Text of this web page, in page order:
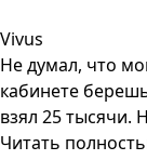
Vivus
Не думал, что
кабинете
взял 25 тысячи.
Читать